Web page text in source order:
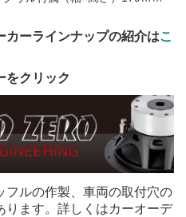
ーラインナップの紹介はこ
をクリック
ルの作製、車両の取付穴の
ります。詳しくはカーオーデ